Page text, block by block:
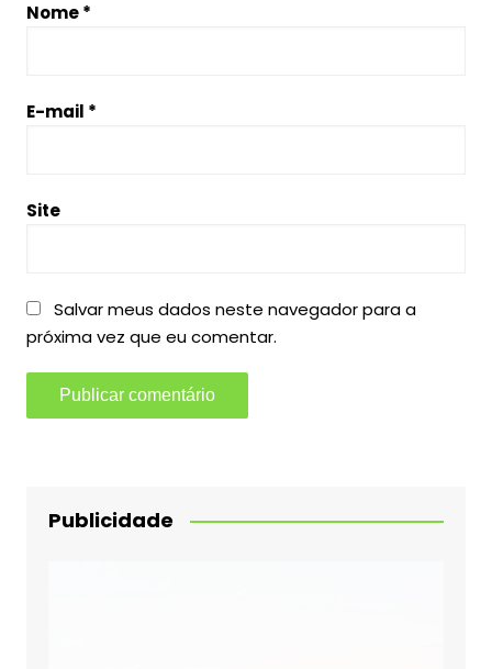
Nome*
E-mail *
Site
Salvar meus dados neste navegador para a
próxima vez que eu comentar.
Publicidade